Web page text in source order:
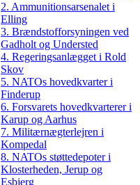
2. Ammunitionsarsenalet i
Elling
3. Brændstofforsyningen ved
Gadholt og Understed
4. Regeringsanlægget i Rold
Skov
5. NATOs hovedkvarter i
Finderup
6. Forsvarets hovedkvarterer i
Karup og Aarhus
7. Militærnægterlejren i
Kompedal
8. NATOs støttedepoter i
Klosterheden, Jerup og
Esbjerg